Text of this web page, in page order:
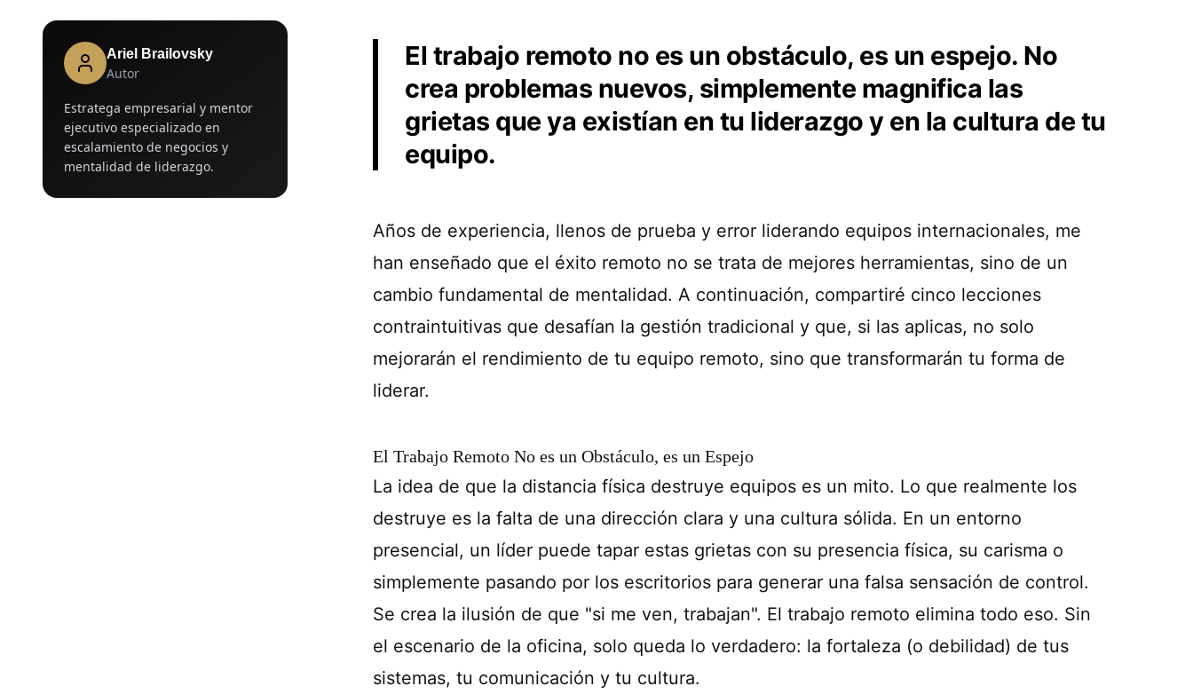
Ariel Brailovsky
Autor
Estratega empresarial y mentor
ejecutivo especializado en
escalamiento de negocios y
mentalidad de liderazgo.
El trabajo remoto no es un obstáculo, es un espejo. No
crea problemas nuevos, simplemente magnifica las
grietas que ya existían en tu liderazgo y en la cultura de tu
equipo.
Años de experiencia, llenos de prueba y error liderando equipos internacionales, me
han enseñado que el éxito remoto no se trata de mejores herramientas, sino de un
cambio fundamental de mentalidad. A continuación, compartiré cinco lecciones
contraintuitivas que desafían la gestión tradicional y que, si las aplicas, no solo
mejorarán el rendimiento de tu equipo remoto, sino que transformarán tu forma de
liderar.
El Trabajo Remoto No es un Obstáculo, es un Espejo
La idea de que la distancia física destruye equipos es un mito. Lo que realmente los
destruye es la falta de una dirección clara y una cultura sólida. En un entorno
presencial, un líder puede tapar estas grietas con su presencia física, su carisma o
simplemente pasando por los escritorios para generar una falsa sensación de control.
Se crea la ilusión de que "si me ven, trabajan". El trabajo remoto elimina todo eso. Sin
el escenario de la oficina, solo queda lo verdadero: la fortaleza (o debilidad) de tus
sistemas, tu comunicación y tu cultura.